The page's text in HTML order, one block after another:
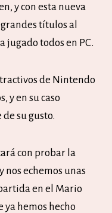
y con esta nueva
títulos al
jugado todos en PC.
de Nintendo
y en su caso
su gusto.
con probar la
nos echemos unas
en el Mario
ya hemos hecho